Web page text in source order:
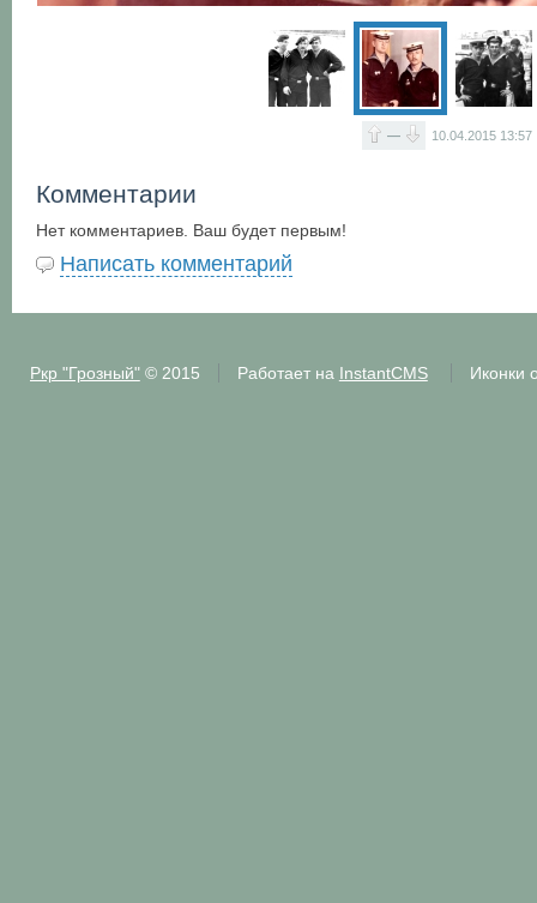
— 10.04.2015 13:57
Комментарии
Нет комментариев. Ваш будет первым!
Написать комментарий
Ркр "Грозный"© 2015 Работает на InstantCMS Иконки